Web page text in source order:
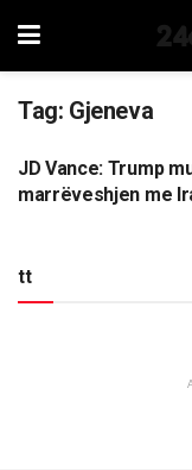
Tag: Gjeneva
BOTË
JD Vance: Trump
marrëveshjen me
tt